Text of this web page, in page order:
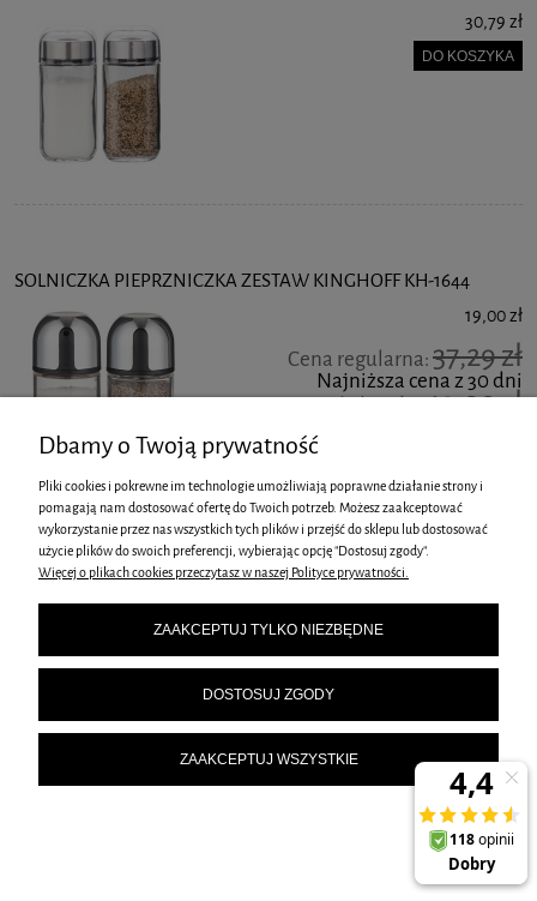
30,79 zł
DO KOSZYKA
SOLNICZKA PIEPRZNICZKA ZESTAW KINGHOFF KH-1644
19,00 zł
Cena regularna:37,29 zł
Najniższa cena z 30 dni
przed obniżką:19,00 zł
ZESTAW BUTELEK DO OLIWY I OCTU KINGHOFF KH-1645
38,39 zł
ZESTAW DO PRZYPRAW PRZYPRAWNIK KINGHOFF KH-1647
Dbamy o Twoją prywatność
Pliki cookies i pokrewne im technologie umożliwiają poprawne działanie strony i
pomagają nam dostosować ofertę do Twoich potrzeb. Możesz zaakceptować
wykorzystanie przez nas wszystkich tych plików i przejść do sklepu lub dostosować
użycie plików do swoich preferencji, wybierając opcję "Dostosuj zgody".
Więcej o plikach cookies przeczytasz w naszej Polityce prywatności.
ZAAKCEPTUJ TYLKO NIEZBĘDNE
DOSTOSUJ ZGODY
ZAAKCEPTUJ WSZYSTKIE